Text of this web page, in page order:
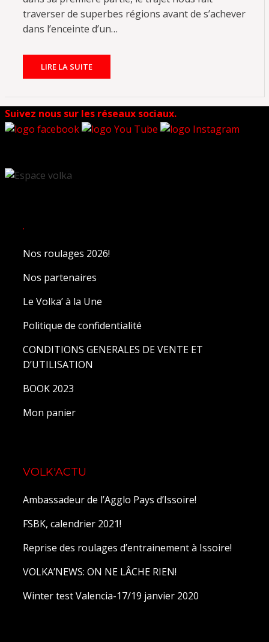
traverser de superbes régions avant de s’achever
dans l’enceinte d’un…
LIRE LA SUITE
Suivez nous sur les réseaux sociaux.
.
Nos roulages 2026!
Nos partenaires
Le Volka’ à la Une
Politique de confidentialité
CONDITIONS GENERALES DE VENTE ET
D’UTILISATION
BOOK 2023
Mon panier
VOLK'ACTU
Ambassadeur de l’Agglo Pays d’Issoire!
FSBK, calendrier 2021!
Reprise des roulages d’entrainement à Issoire!
VOLKA’NEWS: ON NE LÂCHE RIEN!
Winter test Valencia-17/19 janvier 2020